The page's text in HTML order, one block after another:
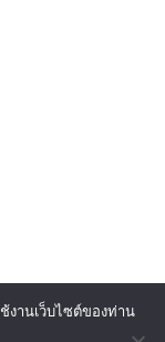
งานเว็บไซต์ของท่าน